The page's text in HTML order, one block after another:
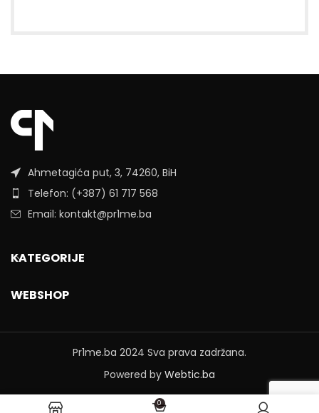
Ahmetagića put, 3, 74260, BiH
Telefon: (+387) 61 717 568
Email: kontakt@pr1me.ba
KATEGORIJE
WEBSHOP
Pr1me.ba 2024 Sva prava zadržana.
Powered by Webtic.ba
0